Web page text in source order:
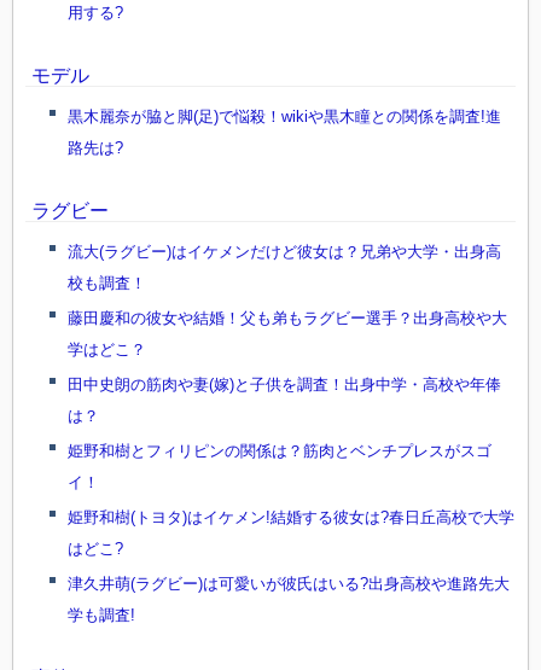
用する?
モデル
黒木麗奈が脇と脚(足)で悩殺！wikiや黒木瞳との関係を調査!進
路先は?
ラグビー
流大(ラグビー)はイケメンだけど彼女は？兄弟や大学・出身高
校も調査！
藤田慶和の彼女や結婚！父も弟もラグビー選手？出身高校や大
学はどこ？
田中史朗の筋肉や妻(嫁)と子供を調査！出身中学・高校や年俸
は？
姫野和樹とフィリピンの関係は？筋肉とベンチプレスがスゴ
イ！
姫野和樹(トヨタ)はイケメン!結婚する彼女は?春日丘高校で大学
はどこ?
津久井萌(ラグビー)は可愛いが彼氏はいる?出身高校や進路先大
学も調査!